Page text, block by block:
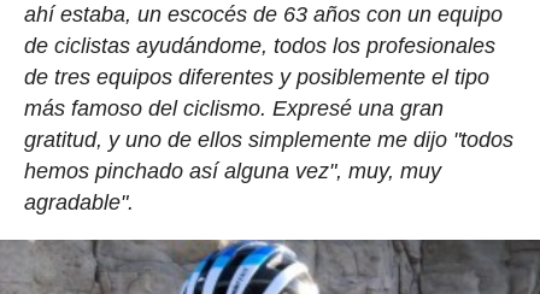
ahí estaba, un escocés de 63 años con un equipo
de ciclistas ayudándome, todos los profesionales
de tres equipos diferentes y posiblemente el tipo
más famoso del ciclismo. Expresé una gran
gratitud, y uno de ellos simplemente me dijo "todos
hemos pinchado así alguna vez", muy, muy
agradable".